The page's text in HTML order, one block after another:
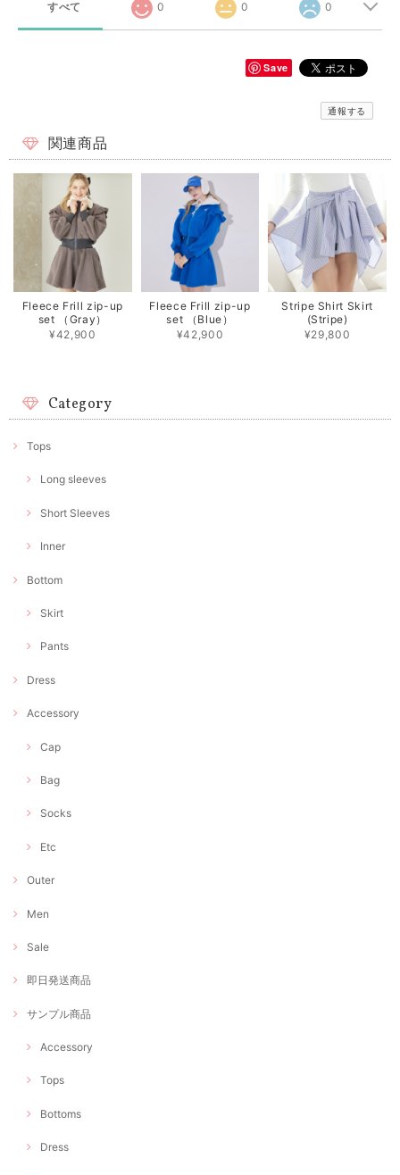
すべて 0 0 0
Save
通報する
関連商品
Fleece Frill zip-up
set （Gray）
¥42,900
Fleece Frill zip-up
set （Blue）
¥42,900
Stripe Shirt Skirt
(Stripe)
¥29,800
Category
Tops
Long sleeves
Short Sleeves
Inner
Bottom
Skirt
Pants
Dress
Accessory
Cap
Bag
Socks
Etc
Outer
Men
Sale
即日発送商品
サンプル商品
Accessory
Tops
Bottoms
Dress